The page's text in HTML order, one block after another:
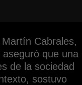
Cabrales,
que una
de la sociedad
sostuvo